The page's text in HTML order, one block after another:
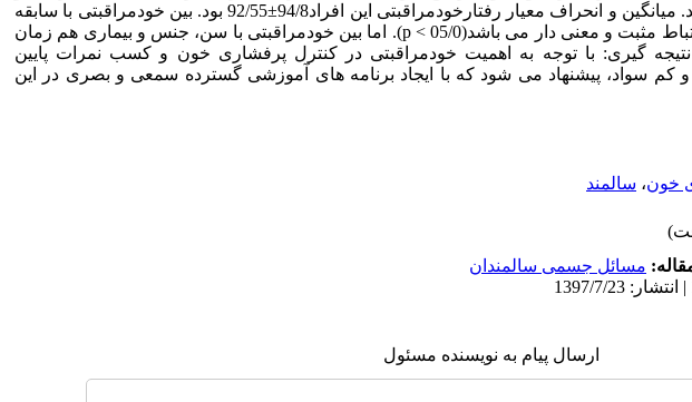
تحصیلات زیر دیپلم(66/73 درصد) داشتند. میانگین و انحراف معیار رفتارخودمراقبتی این افراد94/8±92/55 بود. بین خودمراقبتی با سابقه
فشار خون، درآمد و سطح تحصیلات ارتباط مثبت و معنی دار می باشد(05/0 > p). اما بین خودمراقبتی با سن، جنس و بیماری هم زمان
نتیجه گیری: با توجه به اهمیت خودمراقبتی در کنترل پرفشاری خون و کسب نمرات پایین
کم سواد، پیشنهاد می شود که با ایجاد برنامه های آموزشی گسترده سمعی و بصری در این
خون، سالمند
مسائل جسمی سالمندان
ارسال پیام به نویسنده مسئول